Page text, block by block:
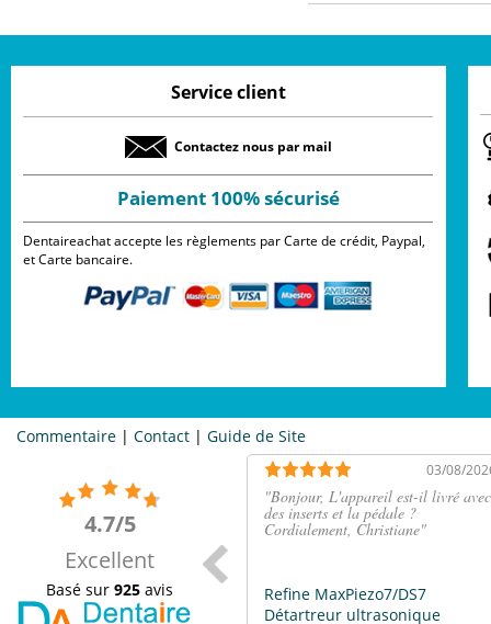
Service client
Contactez nous par mail
Paiement 100% sécurisé
Dentaireachat accepte les règlements par Carte de crédit, Paypal,
et Carte bancaire.
Commentaire | Contact | Guide de Site
4.7/5
Excellent
Basé sur 925 avis
03/08/
"Bonjour, L'appareil est-il livré avec
des inserts et la pédale ?
Cordialement, Christiane"
Refine MaxPiezo7/DS7
Détartreur ultrasonique